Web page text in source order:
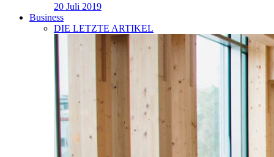
20 Juli 2019
Business
DIE LETZTE ARTIKEL